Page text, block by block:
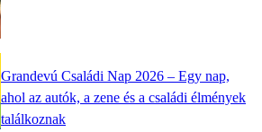
Grandevú Családi Nap 2026 – Egy nap,
ahol az autók, a zene és a családi élmények
találkoznak